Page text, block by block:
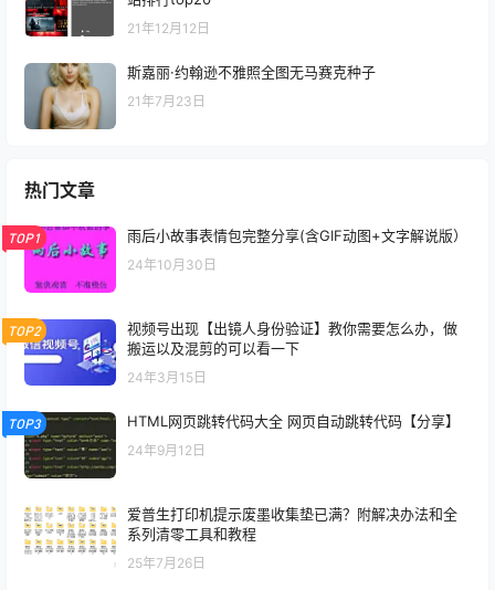
21年12月12日
斯嘉丽·约翰逊不雅照全图无马赛克种子
21年7月23日
热门文章
TOP1 雨后小故事表情包完整分享(含GIF动图+文字解说版）
24年10月30日
TOP2
视频号出现【出镜人身份验证】教你需要怎么办，做
搬运以及混剪的可以看一下
24年3月15日
TOP3 HTML网页跳转代码大全 网页自动跳转代码【分享】
24年9月12日
爱普生打印机提示废墨收集垫已满？附解决办法和全
系列清零工具和教程
25年7月26日